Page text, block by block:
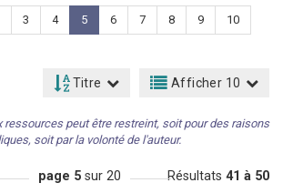
3 4 5 6 7 8 9 10
Titre Afficher 10
ressources peut être restreint, soit pour des raisons
soit par la volonté de l'auteur.
page 5 sur 20 Résultats 41 à 50